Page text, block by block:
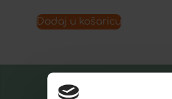
Dodaj u košaricu